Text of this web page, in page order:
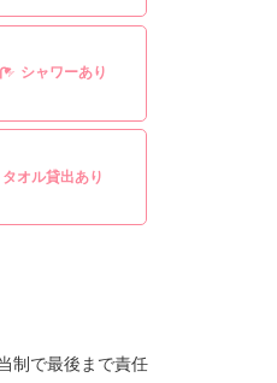
シャワーあり
タオル貸出あり
制で最後まで責任